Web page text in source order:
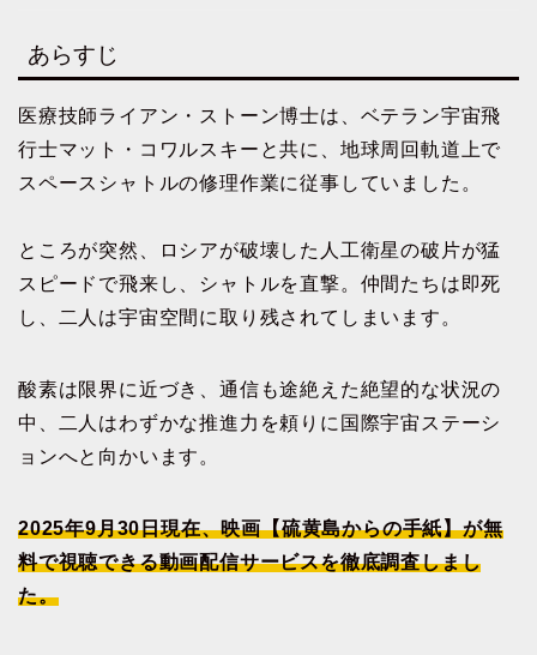
あらすじ
医療技師ライアン・ストーン博士は、ベテラン宇宙飛
行士マット・コワルスキーと共に、地球周回軌道上で
スペースシャトルの修理作業に従事していました。
ところが突然、ロシアが破壊した人工衛星の破片が猛
スピードで飛来し、シャトルを直撃。仲間たちは即死
し、二人は宇宙空間に取り残されてしまいます。
酸素は限界に近づき、通信も途絶えた絶望的な状況の
中、二人はわずかな推進力を頼りに国際宇宙ステーシ
ョンへと向かいます。
2025年9月30日現在、映画【硫黄島からの手紙】が無
料で視聴できる動画配信サービスを徹底調査しまし
た。